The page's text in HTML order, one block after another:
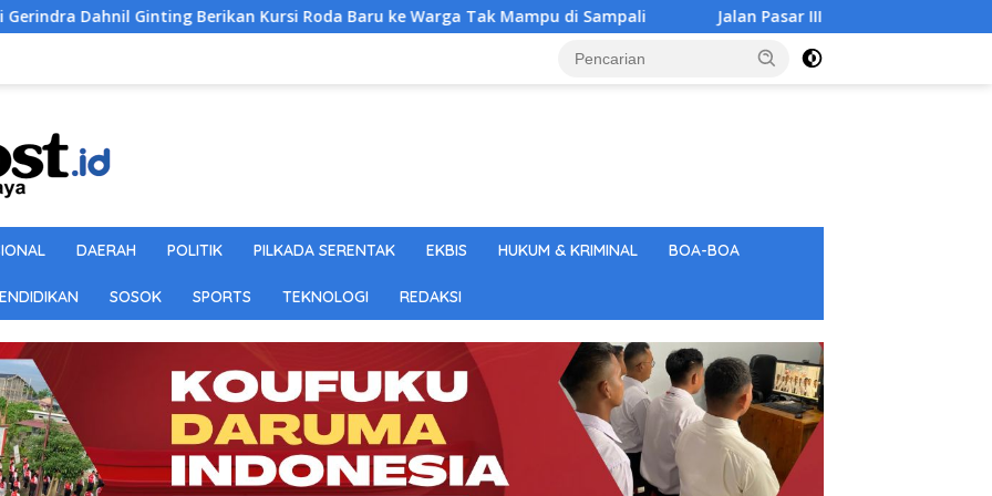
Berikan Kursi Roda Baru ke Warga Tak Mampu di Sampali Jalan Pasar III Simpang Jagung Diaspal, Warga:
DAERAH POLITIK PILKADA SERENTAK EKBIS HUKUM & KRIMINAL BOA-BOA
SOSOK SPORTS TEKNOLOGI REDAKSI